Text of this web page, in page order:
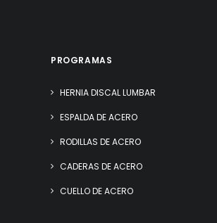
PROGRAMAS
HERNIA DISCAL LUMBAR
ESPALDA DE ACERO
RODILLAS DE ACERO
CADERAS DE ACERO
CUELLO DE ACERO